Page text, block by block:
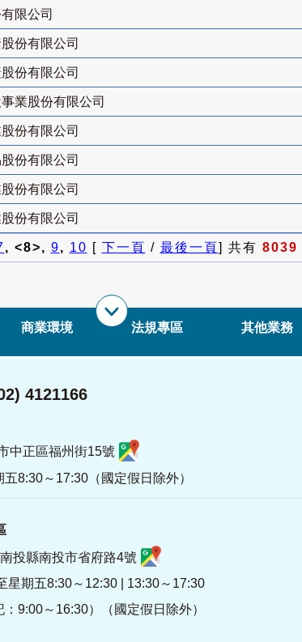
限公司
份有限公司
份有限公司
業股份有限公司
份有限公司
份有限公司
份有限公司
份有限公司
, <8>, 9, 10 [ 下一頁 / 最後一頁] 共有 8039
商業環境 法規專區 其他業務
4121166
中正區福州街15號
8:30～17:30（國定假日除外）
投縣南投市省府路4號
星期五8:30～12:30 | 13:30～17:30
：9:00～16:30）（國定假日除外）